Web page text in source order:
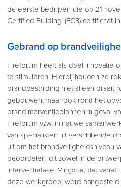
de eerste bedrijven die op 21
Certified Building’ (FCB) certificaat
Gebrand op
Fireforum heeft als doel innovatie
te stimuleren. Hierbij houden ze
brandbestrijding niet alleen draait
gebouwen, maar ook rond het
brandinterventieplannen in geval
Fireforum vzw, in nauwe
van specialisten uit verschillende
uit om het brandveiligheidsniveau
beoordelen, dit zowel in de
interventiefase. Vinçotte, dat vanaf
deze werkgroep, werd aangesteld